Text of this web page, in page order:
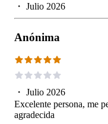
・ Julio 2026
Anónima
・ Julio 2026
Excelente persona, me
agradecida